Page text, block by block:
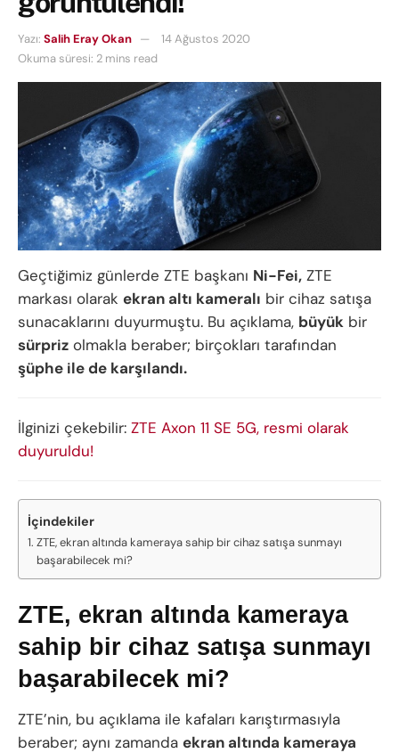
Yazı: Salih Eray Okan
14 Ağustos 2020
Okuma süresi: 2 mins read
Geçtiğimiz günlerde ZTE başkanı Ni-Fei, ZTE
markası olarak ekran altı kameralı bir cihaz satışa
sunacaklarını duyurmuştu. Bu açıklama, büyük bir
sürpriz olmakla beraber; birçokları tarafından
şüphe ile de karşılandı.
İlginizi çekebilir: ZTE Axon 11 SE 5G, resmi olarak
duyuruldu!
İçindekiler
ZTE, ekran altında kameraya sahip bir cihaz satışa sunmayı
başarabilecek mi?
ZTE, ekran altında kameraya
sahip bir cihaz satışa sunmayı
başarabilecek mi?
ZTE’nin, bu açıklama ile kafaları karıştırmasıyla
beraber; aynı zamanda ekran altında kameraya